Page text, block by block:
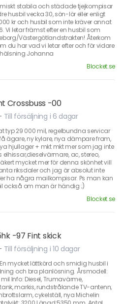
stabila och städade tjejkompisar
husbil vecka 30, sön-lör eller enligt
kr och husbil som inte kräver annat
Vi letar främst efter en husbil som
Västergötlandstrakten! Återkom
du har vad vi letar efter och för vidare
Johanna
Blocket.se
Crossbuss -00
Till försäljning i 6 dagar
typ 29 000 mil, regelbundna servicar
ägare, ny kylare, nya dämpare fram,
hjullager + mkt mkt mer som jag inte
ac, stereo,
mycket mer för denna skönhet vill
riksdaler och jag är absolut inte
ha några mailkompisar. Ps man kan
också om man är händig ;)
Blocket.se
-97 Fint skick
Till försäljning i 10 dagar
En mycket lättkörd och smidig husbil i
och bra planlösning. Årsmodell:
Info: Diesel, Trumavärme,
markis, rundstrålande TV-antenn,
cykelställ, nya Michelin